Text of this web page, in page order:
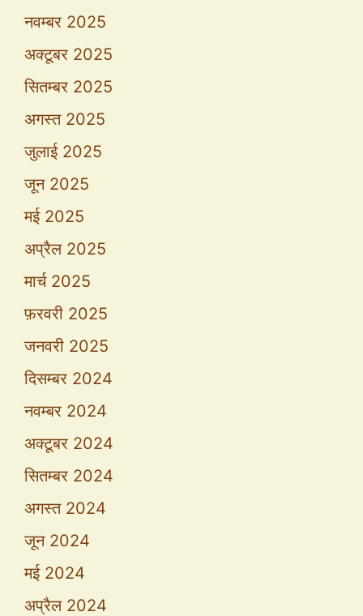
नवम्बर 2025
अक्टूबर 2025
सितम्बर 2025
अगस्त 2025
जुलाई 2025
जून 2025
मई 2025
अप्रैल 2025
मार्च 2025
फ़रवरी 2025
जनवरी 2025
दिसम्बर 2024
नवम्बर 2024
अक्टूबर 2024
सितम्बर 2024
अगस्त 2024
जून 2024
मई 2024
अप्रैल 2024